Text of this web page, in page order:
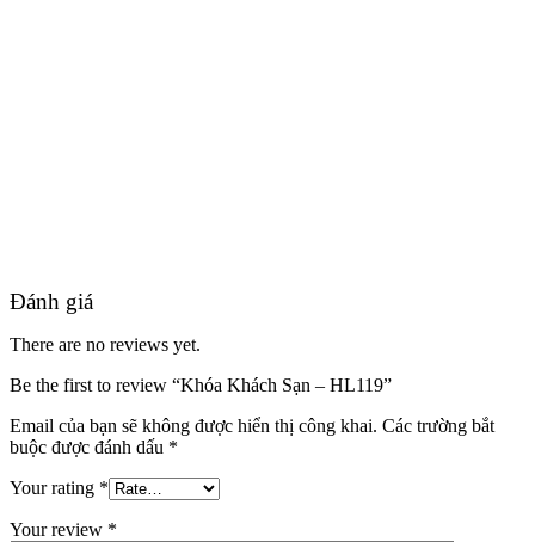
Đánh giá
There are no reviews yet.
Be the first to review “Khóa Khách Sạn – HL119”
Email của bạn sẽ không được hiển thị công khai. Các trường bắt
buộc được đánh dấu *
Your rating *
Your review *